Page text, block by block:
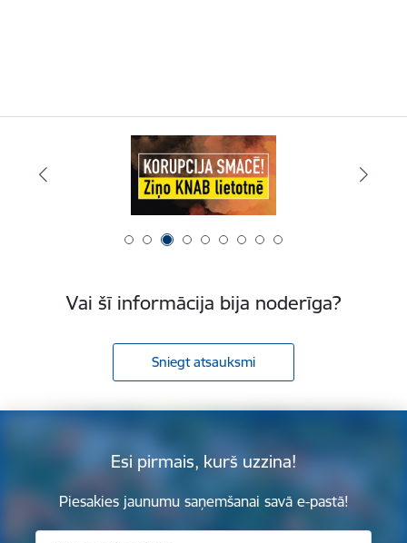
Vai šī informācija bija noderīga?
Sniegt atsauksmi
Esi pirmais, kurš uzzina!
Piesakies jaunumu saņemšanai savā e-pastā!